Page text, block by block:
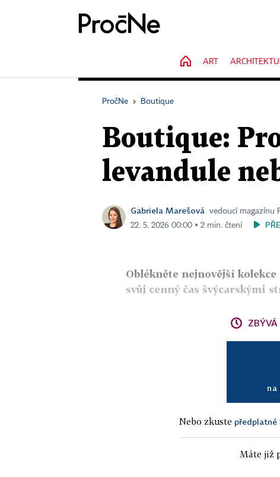
HOME
ART
PročNe › Boutique
Boutique:
levandule
Gabriela Marešová
vedoucí magazínu
22. 5. 2026 00:00 ▪ 2 min. čtení
Oblékněte nejnovější
svůj cenný čas švýcarskými
ZBÝVÁ
na
Nebo zkuste předplatné
Máte již